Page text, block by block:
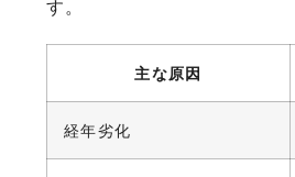
す。
主な原因
経年劣化